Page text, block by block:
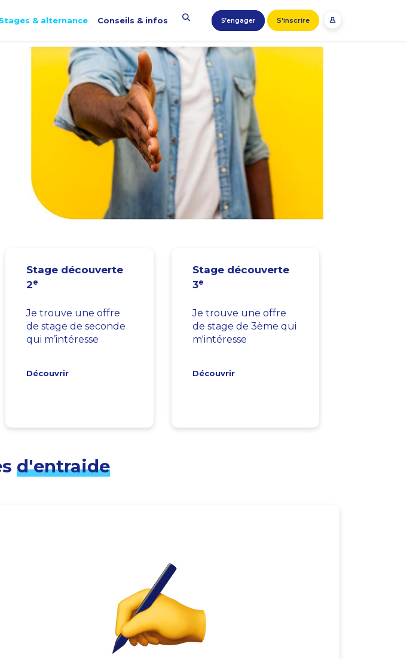
Stages & alternance Conseils & infos S’engager S'inscrire
Stage découverte
2e
Je trouve une offre
de stage de seconde
qui m’intéresse
Découvrir
Stage découverte
3e
Je trouve une offre
de stage de 3ème qui
m'intéresse
Découvrir
d'entraide